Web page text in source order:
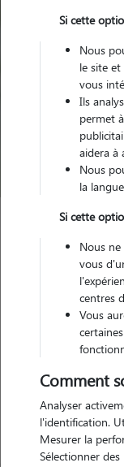
Port-en-Bessin-
Plus de 3
la garde
Garde
Si cette
Nous
le site
vous
Ils
permet
aidera à
Nous
la
Si cette
Nous
vous
centres
Vous
Comment
Analyser
l'identification.
Mesurer la
Sélectionner